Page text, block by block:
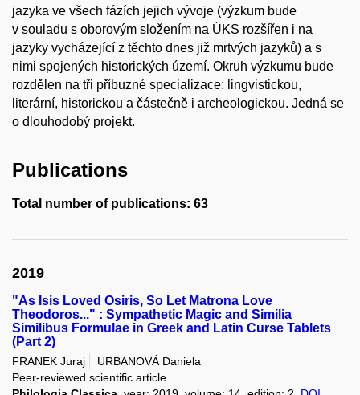
jazyka ve všech fázích jejich vývoje (výzkum bude
v souladu s oborovým složením na ÚKS rozšířen i na
jazyky vycházející z těchto dnes již mrtvých jazyků) a s
nimi spojených historických území. Okruh výzkumu bude
rozdělen na tři příbuzné specializace: lingvistickou,
literární, historickou a částečně i archeologickou. Jedná se
o dlouhodobý projekt.
Publications
Total number of publications: 63
2019
"As Isis Loved Osiris, So Let Matrona Love
Theodoros..." : Sympathetic Magic and Similia
Similibus Formulae in Greek and Latin Curse Tablets
(Part 2)
FRANEK Juraj
URBANOVÁ Daniela
Peer-reviewed scientific article